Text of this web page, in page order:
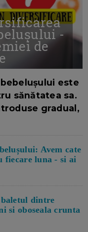
-
de
este
sănătatea sa.
gradual,
Avem cate
fiecare luna - si ai
baletul dintre
si oboseala crunta